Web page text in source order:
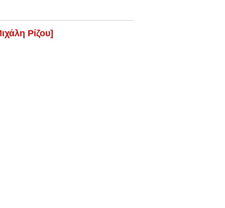
Ρίζου]